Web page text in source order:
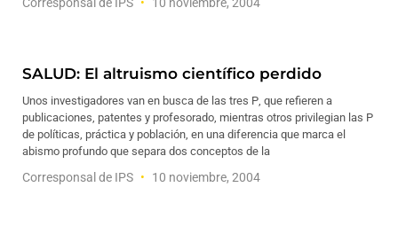
SALUD: El altruismo científico perdido
Unos investigadores van en busca de las tres P, que refieren a
publicaciones, patentes y profesorado, mientras otros privilegian las P
de políticas, práctica y población, en una diferencia que marca el
abismo profundo que separa dos conceptos de la
Corresponsal de IPS 10 noviembre, 2004